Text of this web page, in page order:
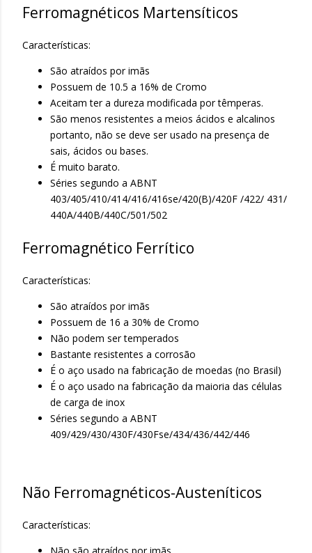
Ferromagnéticos Martensíticos
Características:
São atraídos por imãs
Possuem de 10.5 a 16% de Cromo
Aceitam ter a dureza modificada por têmperas.
São menos resistentes a meios ácidos e alcalinos
portanto, não se deve ser usado na presença de
sais, ácidos ou bases.
É muito barato.
Séries segundo a ABNT
403/405/410/414/416/416se/420(B)/420F /422/ 431/
440A/440B/440C/501/502
Ferromagnético Ferrítico
Características:
São atraídos por imãs
Possuem de 16 a 30% de Cromo
Não podem ser temperados
Bastante resistentes a corrosão
É o aço usado na fabricação de moedas (no Brasil)
É o aço usado na fabricação da maioria das células
de carga de inox
Séries segundo a ABNT
409/429/430/430F/430Fse/434/436/442/446
Não Ferromagnéticos-Austeníticos
Características: